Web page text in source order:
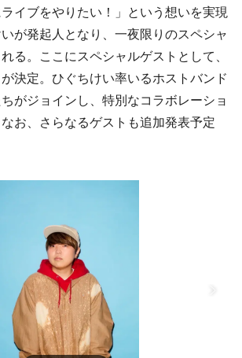
イブをやりたい！」という想いを実現
が発起人となり、一夜限りのスペシャ
る。ここにスペシャルゲストとして、
決定。ひぐちけい率いるホストバンド
がジョインし、特別なコラボレーショ
お、さらなるゲストも追加発表予定